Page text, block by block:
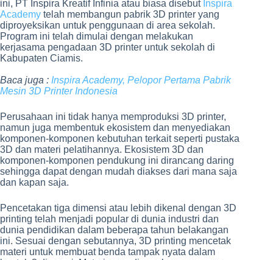
ini, PT Inspira Kreatif Infinia atau biasa disebut Inspira
Academy telah membangun pabrik 3D printer yang
diproyeksikan untuk penggunaan di area sekolah.
Program ini telah dimulai dengan melakukan
kerjasama pengadaan 3D printer untuk sekolah di
Kabupaten Ciamis.
Baca juga : Inspira Academy, Pelopor Pertama Pabrik
Mesin 3D Printer Indonesia
Perusahaan ini tidak hanya memproduksi 3D printer,
namun juga membentuk ekosistem dan menyediakan
komponen-komponen kebutuhan terkait seperti pustaka
3D dan materi pelatihannya. Ekosistem 3D dan
komponen-komponen pendukung ini dirancang daring
sehingga dapat dengan mudah diakses dari mana saja
dan kapan saja.
Pencetakan tiga dimensi atau lebih dikenal dengan 3D
printing telah menjadi popular di dunia industri dan
dunia pendidikan dalam beberapa tahun belakangan
ini. Sesuai dengan sebutannya, 3D printing mencetak
materi untuk membuat benda tampak nyata dalam